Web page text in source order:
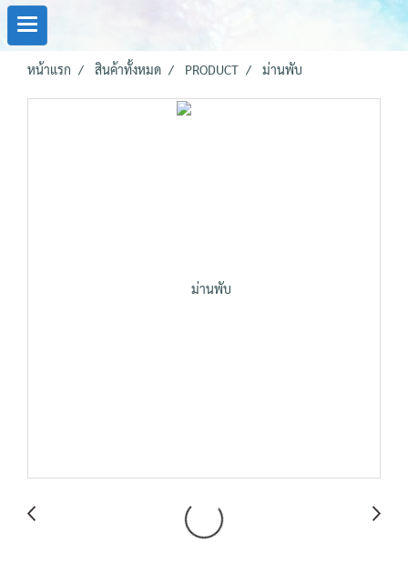
หน้าแรก สินค้าทั้งหมด PRODUCT ม่านพับ